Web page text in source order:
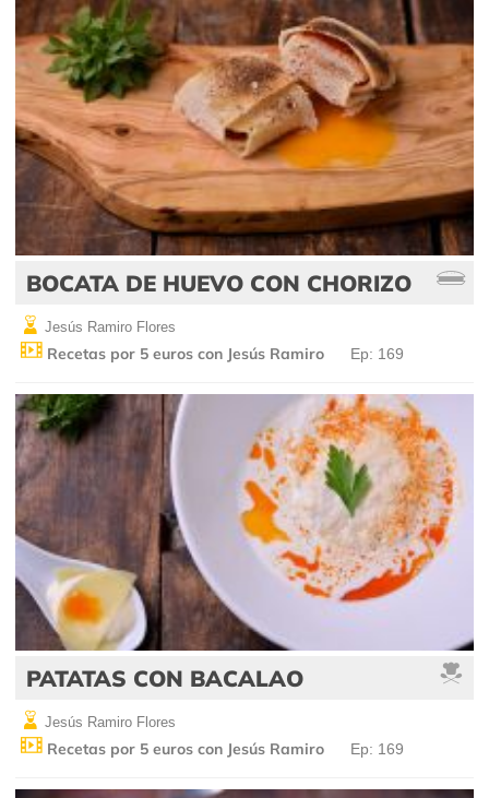
BOCATA DE HUEVO CON CHORIZO
Jesús Ramiro Flores
Recetas por 5 euros con Jesús Ramiro Ep: 169
PATATAS CON BACALAO
Jesús Ramiro Flores
Recetas por 5 euros con Jesús Ramiro Ep: 169